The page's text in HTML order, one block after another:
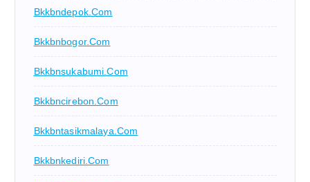
Bkkbndepok.com
Bkkbnbogor.com
Bkkbnsukabumi.com
Bkkbncirebon.com
Bkkbntasikmalaya.com
Bkkbnkediri.com